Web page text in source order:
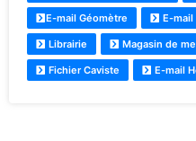
E-mail Géomètre E-mail
Librairie Magasin de
Fichier Caviste E-mail